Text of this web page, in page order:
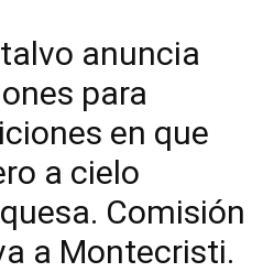
anuncia
para
en que
a cielo
Comisión
a Montecristi.